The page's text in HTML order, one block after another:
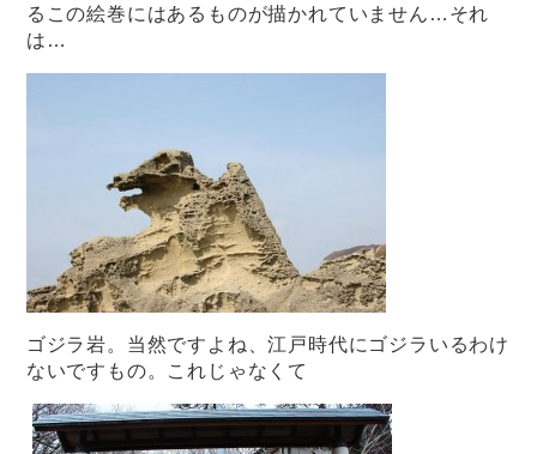
るこの絵巻にはあるものが描かれていません…それ
は…
ゴジラ岩。当然ですよね、江戸時代にゴジラいるわけ
ないですもの。これじゃなくて